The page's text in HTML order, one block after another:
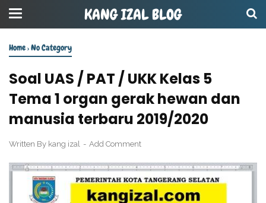
KANG IZAL BLOG
Home›No Category
Soal UAS / PAT / UKK Kelas 5
Tema 1 organ gerak hewan dan
manusia terbaru 2019/2020
Written By kang izal Add Comment